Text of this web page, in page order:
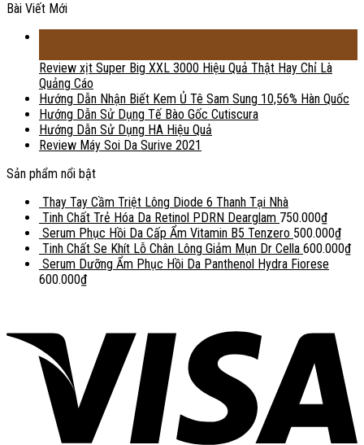
Bài Viết Mới
Review xịt Super Big XXL 3000 Hiệu Quả Thật Hay Chỉ Là
Quảng Cáo
Hướng Dẫn Nhận Biết Kem Ủ Tê Sam Sung 10,56% Hàn Quốc
Hướng Dẫn Sử Dụng Tế Bào Gốc Cutiscura
Hướng Dẫn Sử Dụng HA Hiệu Quả
Review Máy Soi Da Surive 2021
Sản phẩm nổi bật
Thay Tay Cầm Triệt Lông Diode 6 Thanh Tại Nhà
Tinh Chất Trẻ Hóa Da Retinol PDRN Dearglam 750.000₫
Serum Phục Hồi Da Cấp Ẩm Vitamin B5 Tenzero 500.000₫
Tinh Chất Se Khít Lỗ Chân Lông Giảm Mụn Dr Cella 600.000₫
Serum Dưỡng Ẩm Phục Hồi Da Panthenol Hydra Fiorese
600.000₫